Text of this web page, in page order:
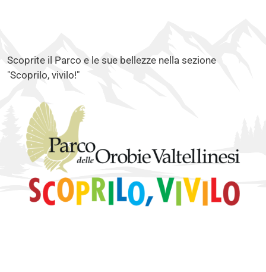
Scoprite il Parco e le sue bellezze nella sezione
"Scoprilo, vivilo!"